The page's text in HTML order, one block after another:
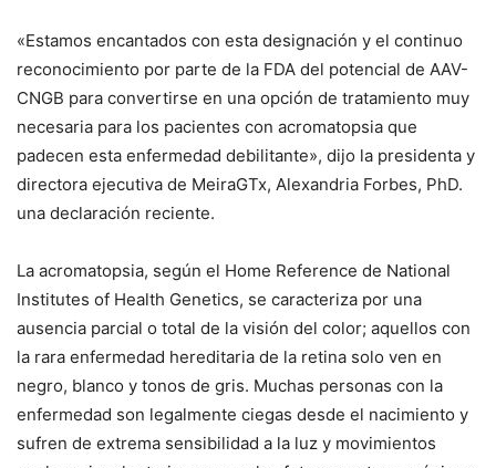
«Estamos encantados con esta designación y el continuo
reconocimiento por parte de la FDA del potencial de AAV-
CNGB para convertirse en una opción de tratamiento muy
necesaria para los pacientes con acromatopsia que
padecen esta enfermedad debilitante», dijo la presidenta y
directora ejecutiva de MeiraGTx, Alexandria Forbes, PhD.
una declaración reciente.
La acromatopsia, según el Home Reference de National
Institutes of Health Genetics, se caracteriza por una
ausencia parcial o total de la visión del color; aquellos con
la rara enfermedad hereditaria de la retina solo ven en
negro, blanco y tonos de gris. Muchas personas con la
enfermedad son legalmente ciegas desde el nacimiento y
sufren de extrema sensibilidad a la luz y movimientos